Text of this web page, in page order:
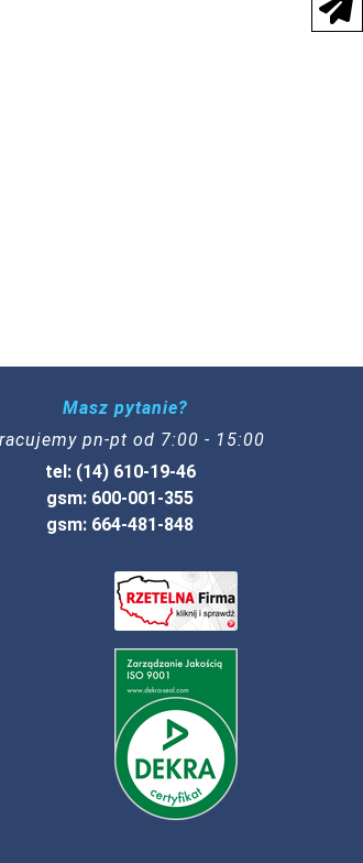
Masz pytanie?
pn-pt od 7:00 - 15:00
tel: (14) 610-19-46
gsm: 600-001-355
gsm: 664-481-848